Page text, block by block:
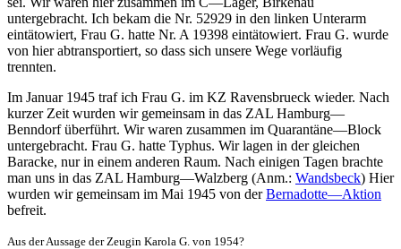
untergebracht. Ich bekam die Nr. 52929 in den linken Unterarm
eintätowiert, Frau G. hatte Nr. A 19398 eintätowiert. Frau G. wurde
von hier abtransportiert, so dass sich unsere Wege vorläufig
trennten.
Im Januar 1945 traf ich Frau G. im KZ Ravensbrueck wieder. Nach
kurzer Zeit wurden wir gemeinsam in das ZAL Hamburg—
Benndorf überführt. Wir waren zusammen im Quarantäne—Block
untergebracht. Frau G. hatte Typhus. Wir lagen in der gleichen
Baracke, nur in einem anderen Raum. Nach einigen Tagen brachte
man uns in das ZAL Hamburg—Walzberg (Anm.: Wandsbeck) Hier
wurden wir gemeinsam im Mai 1945 von derBernadotte—Aktion
befreit.
Aus der Aussage der Zeugin Karola G. von 1954?